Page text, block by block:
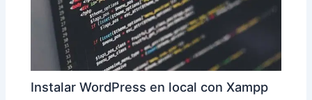
Instalar WordPress en local con Xampp